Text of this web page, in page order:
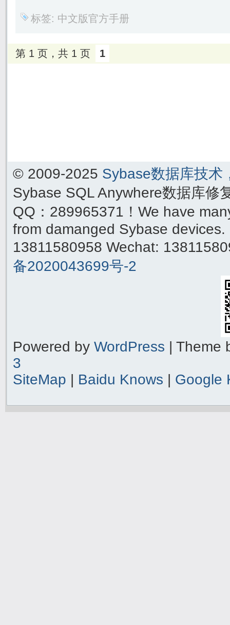
标签: 中文版官方手册
第 1 页，共 1 页 1
© 2009-2025 Sybase数据库技术
Sybase SQL Anywhere数据库修
QQ：289965371！We have
from damanged Sybase
13811580958 Wechat:
备2020043699号-2
Powered by WordPress | Theme
3
SiteMap | Baidu Knows | Google